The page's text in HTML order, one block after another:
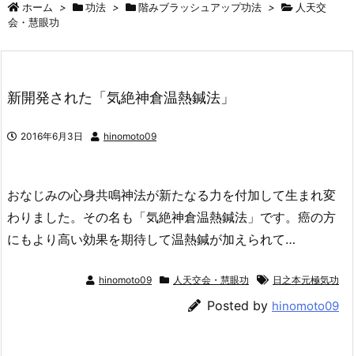
ホーム > 功法 > 階みブラッシュアップ功法 >
人天交
会・慧眼功
新開発された「気絶神倉温熱鍼法」
2016年6月3日 hinomoto09
おなじみの心身共鳴神法が新たなる力を付加して生まれ変
わりました。その名も「気絶神倉温熱鍼法」です。癌の方
にもより高い効果を期待して温熱鍼が加えられて…
hinomoto09 人天交会・慧眼功 日之本元極気功
Posted by hinomoto09